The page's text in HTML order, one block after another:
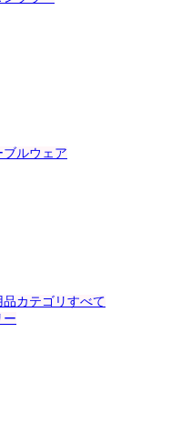
ルウェア
カテゴリすべて
ー